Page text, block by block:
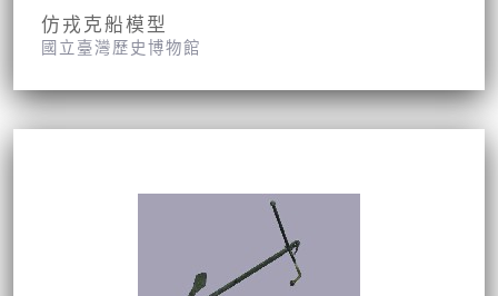
仿戎克船模型
國立臺灣歷史博物館